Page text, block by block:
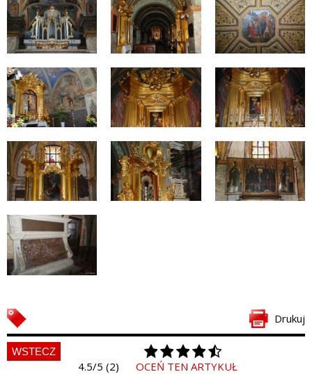
Drukuj
WSTECZ
4.5/5 (2) OCEŃ TEN ARTYKUŁ